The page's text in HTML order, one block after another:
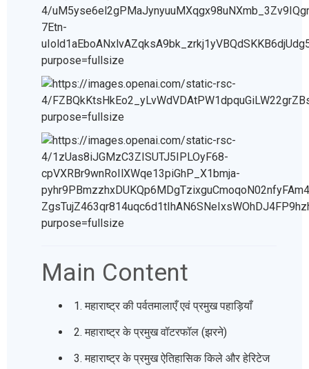
Main Content
1. महाराष्ट्र की पर्वतमालाएँ एवं प्रमुख पहाड़ियाँ
2. महाराष्ट्र के प्रमुख वॉटरफॉल (झरने)
3. महाराष्ट्र के प्रमुख ऐतिहासिक किले और हेरिटेज